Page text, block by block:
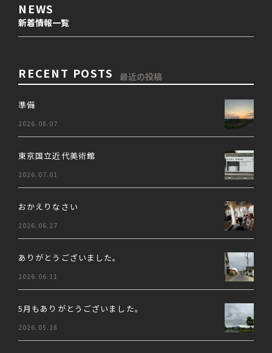
NEWS
新着情報一覧
RECENT POSTS 最近の投稿
準備
2026.08.07
東京国立近代美術館
2026.07.01
おかえりなさい
2026.06.27
ありがとうございました。
2026.06.11
5月もありがとうございました。
2026.05.28